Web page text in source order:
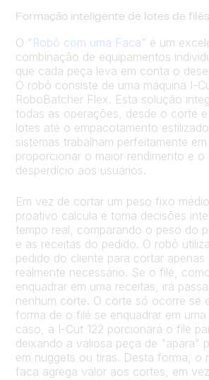
Formação inteligente de lotes de filés
O “Robô com uma Faca” é um
combinação de equipamentos
que cada peça leva em conta o
O robô consiste de uma máquina I-
RoboBatcher Flex. Esta solução
todas as operações, desde o corte
lotes até o empacotamento
sistemas trabalham perfeitamente
proporcionar o maior rendimento e o
desperdício aos usuários.
Em vez de cortar um peso fixo
proativo calcula e toma decisões
tempo real, comparando o peso do
e as receitas do pedido. O robô
pedido do cliente para cortar apenas
realmente necessário. Se o filé,
enquadrar em uma receitas, irá
nenhum corte. O corte só ocorre se
forma de o filé se enquadrar em
caso, a I-Cut 122 porcionará o filé
deixando a valiosa peça de "apara"
em nuggets ou tiras. Desta forma, o
faca agrega valor aos cortes, em